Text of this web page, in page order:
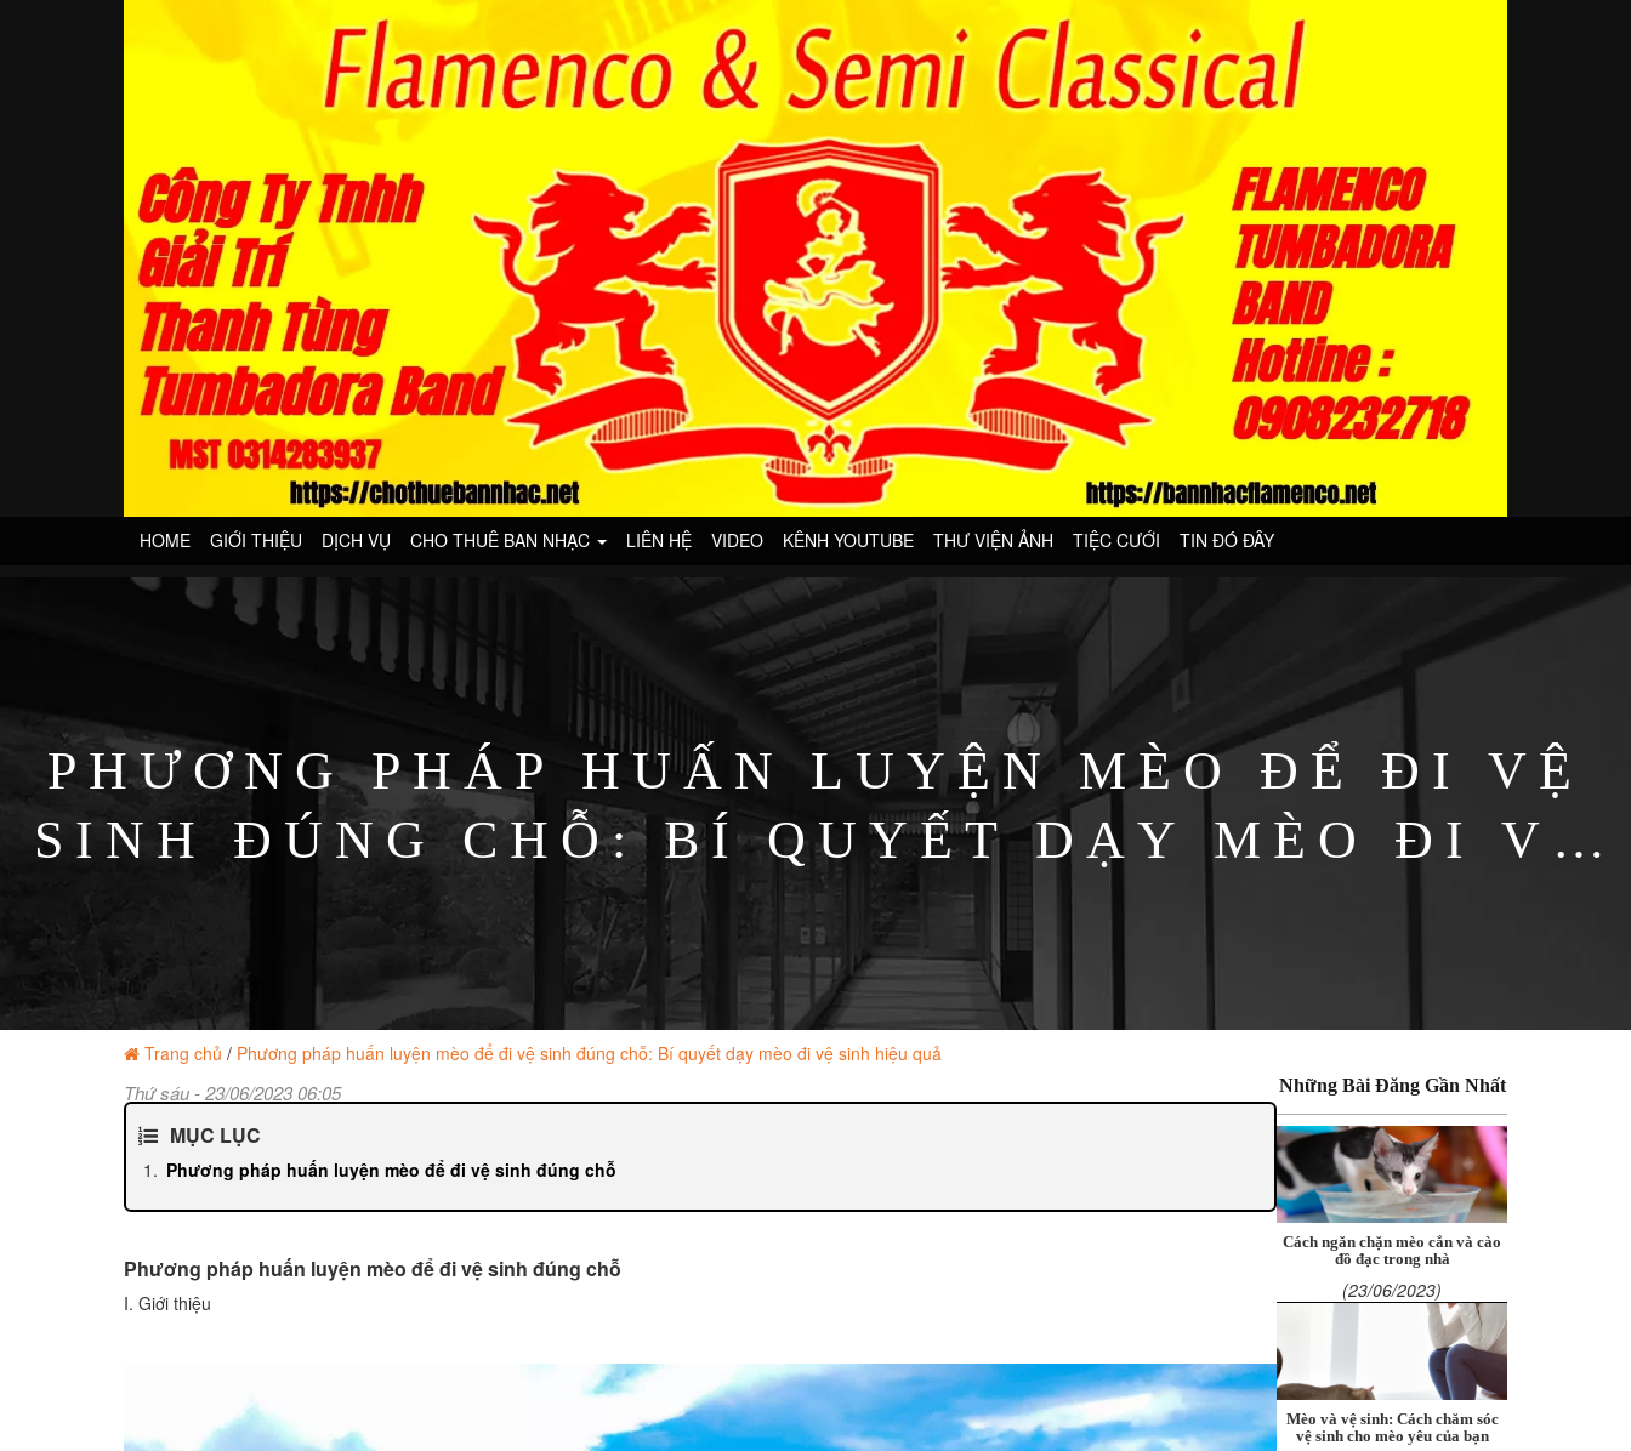
HOME GIỚI THIỆU DỊCH VỤ CHO THUÊ BAN NHẠC LIÊN HỆ VIDEO KÊNH YOUTUBE THƯ VIỆN ẢNH TIỆC CƯỚI TIN ĐÓ ĐÂY
PHƯƠNG PHÁP HUẤN LUYỆN MÈO ĐỂ ĐI VỆ
SINH ĐÚNG CHỖ: BÍ QUYẾT DẠY MÈO ĐI VỆ
SINH HIỆU QUẢ
Trang chủ / Phương pháp huấn luyện mèo để đi vệ sinh đúng chỗ: Bí quyết dạy mèo đi vệ sinh hiệu quả
Thứ sáu - 23/06/2023 06:05
MỤC LỤC
Phương pháp huấn luyện mèo để đi vệ sinh đúng chỗ
Phương pháp huấn luyện mèo để đi vệ sinh đúng chỗ
I. Giới thiệu
Những Bài Đăng Gần Nhất
Cách ngăn chặn mèo cắn và cào
đồ đạc trong nhà
(23/06/2023)
Mèo và vệ sinh: Cách chăm sóc
vệ sinh cho mèo yêu của bạn